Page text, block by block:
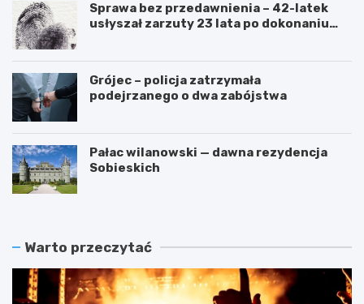
Sprawa bez przedawnienia – 42-latek
usłyszał zarzuty 23 lata po dokonaniu
Grójec – policja zatrzymała
podejrzanego o dwa zabójstwa
Pałac wilanowski — dawna rezydencja
Sobieskich
Warto przeczytać